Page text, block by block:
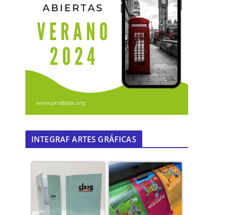
INTEGRAF ARTES GRÁFICAS